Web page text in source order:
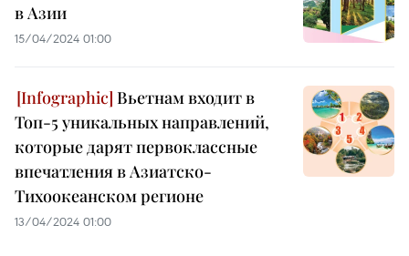
в Азии
15/04/2024 01:00
Вьетнам входит в
Топ-5 уникальных направлений,
которые дарят первоклассные
впечатления в Азиатско-
Тихоокеанском регионе
13/04/2024 01:00